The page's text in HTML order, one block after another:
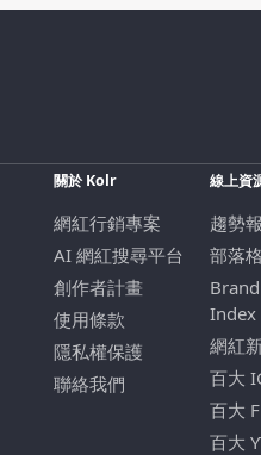
關於 Kolr
網紅行銷專案
AI 網紅搜尋平台
創作者計畫
使用條款
隱私權保護
聯絡我們
線上資
趨勢
部落格
Index
網紅
百大
百大
百大